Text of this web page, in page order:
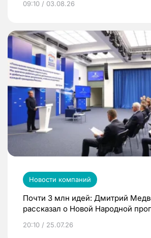
09:10 / 03.08.26
Новости компаний
Почти 3 млн идей: Дмитрий
рассказал о Новой Народной
20:10 / 25.07.26